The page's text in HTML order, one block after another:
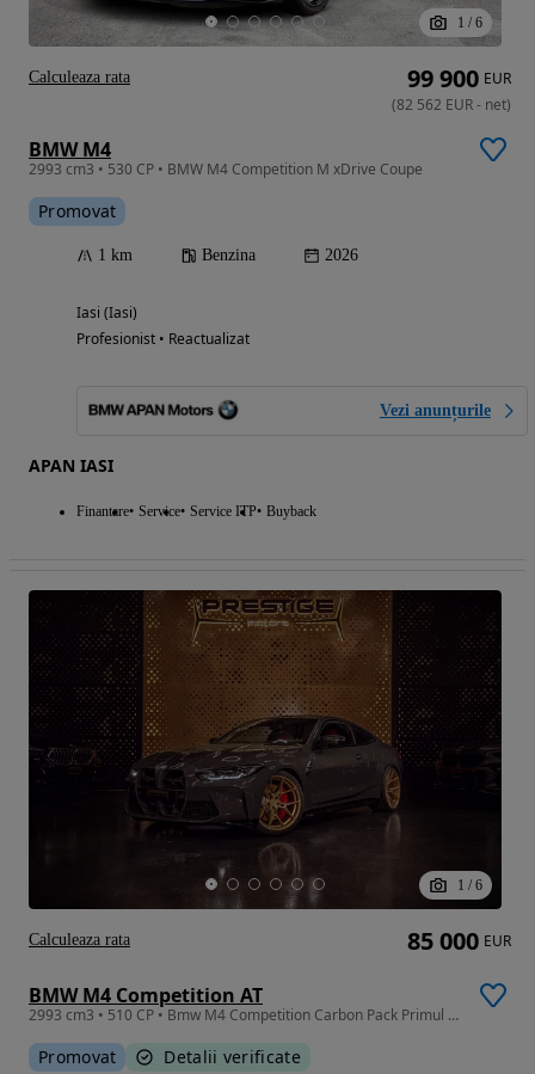
1 / 6
BMW M4
2993 cm3 • 530 CP • BMW M4 Competition M xDrive Coupe
Promovat
1 km Benzina 2026
Iasi (Iasi)
Profesionist • Reactualizat
Vezi anunțurile
APAN IASI
Finantare Service Service ITP Buyback
99 900 EUR
(82 562 EUR- net)
Calculeaza rata
1 / 6
BMW M4 Competition AT
2993 cm3 • 510 CP • Bmw M4 Competition Carbon Pack Primul propietar in Romania
Promovat Detalii verificate
85 000 EUR
Calculeaza rata